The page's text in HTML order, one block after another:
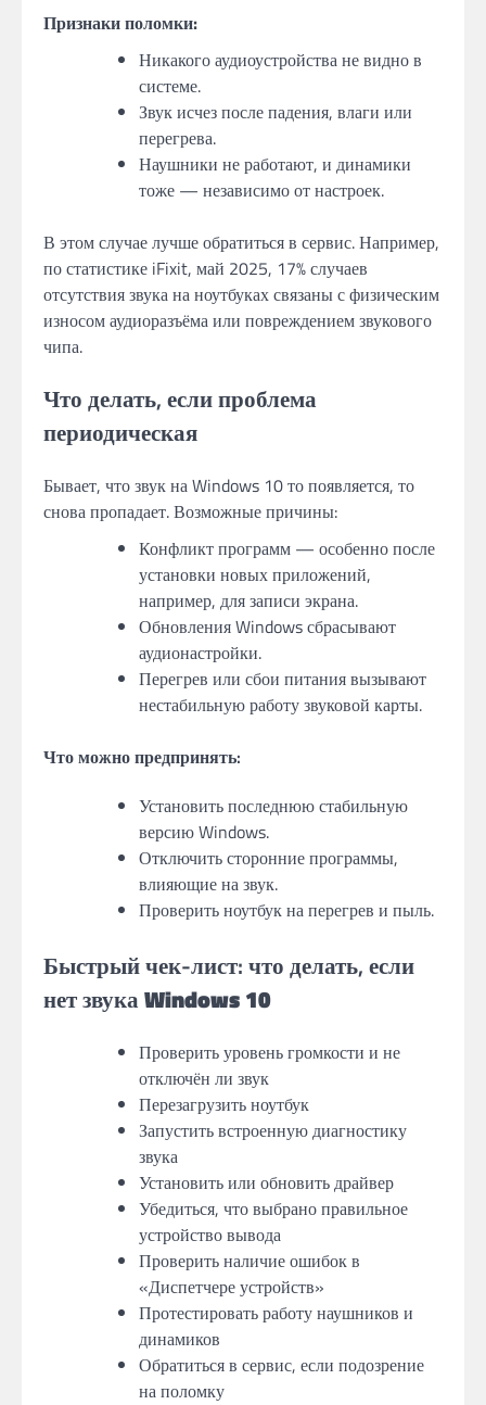
Признаки поломки:
Никакого аудиоустройства не видно в
системе.
Звук исчез после падения, влаги или
перегрева.
Наушники не работают, и динамики
тоже — независимо от настроек.
В этом случае лучше обратиться в сервис. Например,
по статистике iFixit, май 2025, 17% случаев
отсутствия звука на ноутбуках связаны с физическим
износом аудиоразъёма или повреждением звукового
чипа.
Что делать, если проблема
периодическая
Бывает, что звук на Windows 10 то появляется, то
снова пропадает. Возможные причины:
Конфликт программ — особенно после
установки новых приложений,
например, для записи экрана.
Обновления Windows сбрасывают
аудионастройки.
Перегрев или сбои питания вызывают
нестабильную работу звуковой карты.
Что можно предпринять:
Установить последнюю стабильную
версию Windows.
Отключить сторонние программы,
влияющие на звук.
Проверить ноутбук на перегрев и пыль.
Быстрый чек-лист: что делать, если
нет звука Windows 10
Проверить уровень громкости и не
отключён ли звук
Перезагрузить ноутбук
Запустить встроенную диагностику
звука
Установить или обновить драйвер
Убедиться, что выбрано правильное
устройство вывода
Проверить наличие ошибок в
«Диспетчере устройств»
Протестировать работу наушников и
динамиков
Обратиться в сервис, если подозрение
на поломку